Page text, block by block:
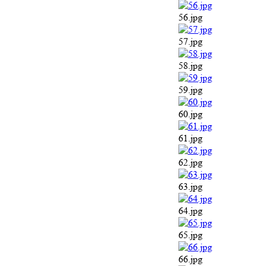
56.jpg
57.jpg
58.jpg
59.jpg
60.jpg
61.jpg
62.jpg
63.jpg
64.jpg
65.jpg
66.jpg